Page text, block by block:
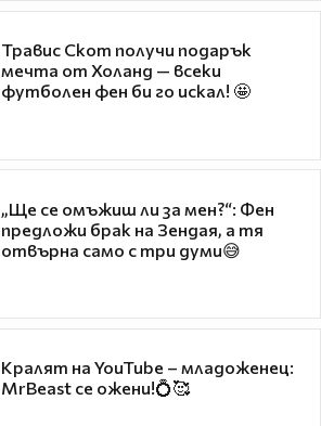
Травис Скот получи подарък
мечта от Холанд — всеки
футболен фен би го искал! 🤩
„Ще се омъжиш ли за мен?“: Фен
предложи брак на Зендая, а тя
отвърна само с три думи😅
Кралят на YouTube – младоженец:
MrBeast се ожени!💍🥰